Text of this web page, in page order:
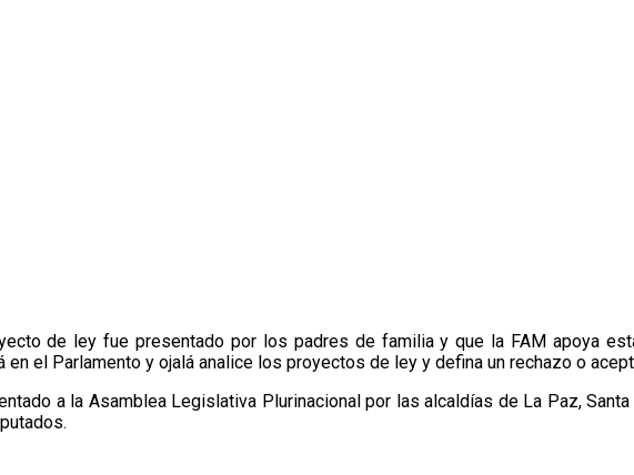
de ley fue presentado por los padres de familia y que la FAM apoya
el Parlamento y ojalá analice los proyectos de ley y defina un rechazo o
a la Asamblea Legislativa Plurinacional por las alcaldías de La Paz,